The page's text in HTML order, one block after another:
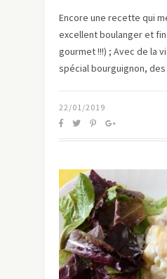
Encore une recette qui
excellent boulanger et
gourmet !!!) ; Avec de la
spécial bourguignon,
22/01/2019